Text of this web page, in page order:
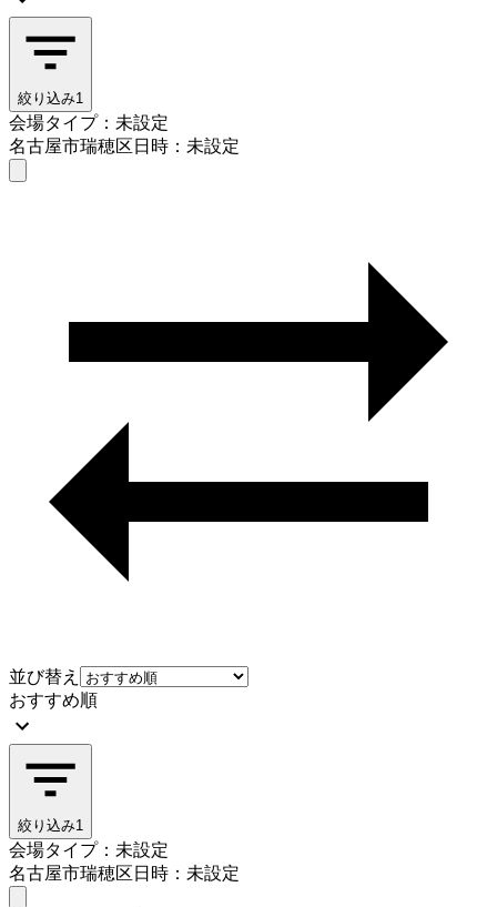
絞り込み1
会場タイプ：未設定
名古屋市瑞穂区日時：未設定
並び替え
おすすめ順
絞り込み1
会場タイプ：未設定
名古屋市瑞穂区日時：未設定